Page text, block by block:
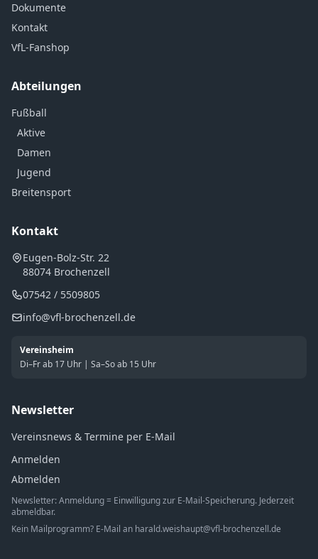
Dokumente
Kontakt
VfL-Fanshop
Abteilungen
Fußball
Aktive
Damen
Jugend
Breitensport
Kontakt
Eugen-Bolz-Str. 22
88074 Brochenzell
07542 / 5509805
info@vfl-brochenzell.de
Vereinsheim
Di–Fr ab 17 Uhr | Sa–So ab 15 Uhr
Newsletter
Vereinsnews & Termine per E-Mail
Anmelden
Abmelden
Newsletter: Anmeldung = Einwilligung zur E-Mail-Speicherung. Jederzeit
abmeldbar.
Kein Mailprogramm? E-Mail an harald.weishaupt@vfl-brochenzell.de